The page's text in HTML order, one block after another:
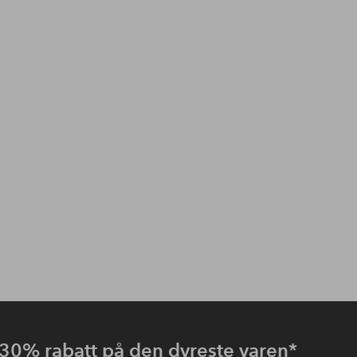
30% rabatt på den dyreste varen*